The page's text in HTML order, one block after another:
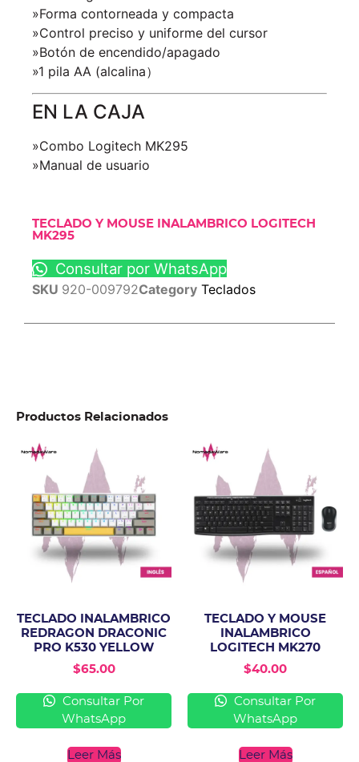
»Forma contorneada y compacta
»Control preciso y uniforme del cursor
»Botón de encendido/apagado
»1 pila AA (alcalina）
EN LA CAJA
»Combo Logitech MK295
»Manual de usuario
TECLADO Y MOUSE INALAMBRICO LOGITECH
MK295
Consultar por WhatsApp
SKU 920-009792Category Teclados
Productos Relacionados
TECLADO INALAMBRICO
REDRAGON DRACONIC
PRO K530 YELLOW
$65.00
Consultar Por
WhatsApp
Leer Más
TECLADO Y MOUSE
INALAMBRICO
LOGITECH MK270
$40.00
Consultar Por
WhatsApp
Leer Más